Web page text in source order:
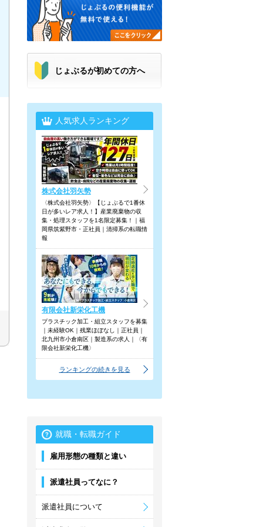
じょぶるが初めての方へ
人気求人ランキング
株式会社羽矢勢
〈株式会社羽矢勢〉【じょぶるで1番休
日が多いレア求人！】産業廃棄物の収
集・処理スタッフを1名限定募集！｜福
岡県筑紫野市・正社員｜清掃系の転職情
報
有限会社新栄化工機
プラスチック加工・組立スタッフを募集
｜未経験OK｜残業ほぼなし｜正社員｜
北九州市小倉南区｜製造系の求人｜〈有
限会社新栄化工機〉
ランキングの続きを見る
就職・転職ガイド
雇用形態の種類と違い
派遣社員ってなに？
派遣社員について